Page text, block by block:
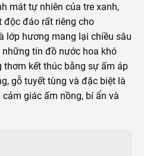
mát tự nhiên của tre xanh,
độc đáo rất riêng cho
lớp hương mang lại chiều sâu
tín đồ nước hoa khó
thơm kết thúc bằng sự ấm áp
gỗ tuyết tùng và đặc biệt là
giác ấm nồng, bí ẩn và